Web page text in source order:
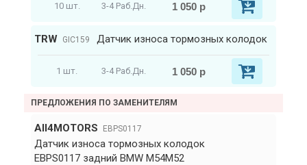
10 шт. 3-4 Раб.Дн. 1 050 р
TRW GIC159 Датчик износа тормозных колодок
1 шт. 3-4 Раб.Дн. 1 050 р
ПРЕДЛОЖЕНИЯ ПО ЗАМЕНИТЕЛЯМ
All4MOTORS EBPS0117
Датчик износа тормозных колодок
EBPS0117 задний BMW M54M52